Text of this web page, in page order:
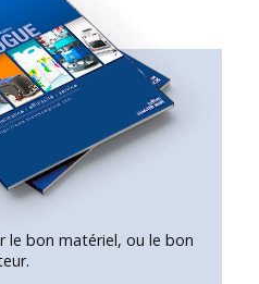
le bon matériel, ou le bon